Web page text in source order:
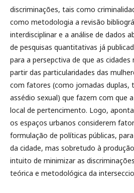
discriminações, tais como
como metodologia a revisão
interdisciplinar e a análise de dados
de pesquisas quantitativas já
para a persepctiva de que as cidades
partir das particularidades das
com fatores (como jornadas duplas,
assédio sexual) que fazem com que
local de pertencimento. Logo,
os espaços urbanos considerem
formulação de políticas públicas,
da cidade, mas sobretudo à
intuito de minimizar as
teórica e metodológica da